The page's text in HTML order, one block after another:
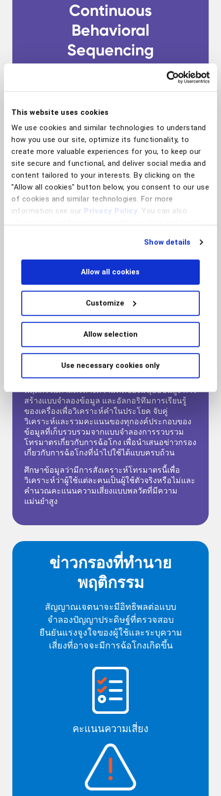
This website uses cookies
We use cookies and similar technologies to understand
how you use our site, optimize its functionality, to
create more valuable experiences for you, to keep our
site secure and functional, and deliver social media and
content tailored to your interests. By clicking on the
"Allow all cookies" button below, you consent to our use
of cookies and similar technologies. For more
information see our Privacy Policy. You can also
change your preferences regarding cookies and similar
Show details
Allow all cookies
Customize
Allow selection
Use necessary cookies only
Continuous
Behavioral
Sequencing
วิทยาศาสตร์ข้อมูลพฤติกรรมจะ
300 รูปแบบ
การวิเคราะห์อายุ ถูกชักนำ
การเสียสมาธิการคัดลอกและวาง
การคุยโทรศัพท์อยู่การเลือกสรร
เทคโนโลยี Continuous Behavioral Sequencing™
(CBS) ของ BioCatch จะใช้ประโยชน์จาก
พฤติกรรมศาสตร์ทางความคิดของมนุษย์ขั้นสูง การ
สร้างแบบจำลองข้อมูล และอัลกอริทึมการเรียนรู้
ของเครื่องเพื่อวิเคราะห์คำในประโยค จับคู่
วิเคราะห์และรวมคะแนนของทุกองค์ประกอบของ
ข้อมูลที่เก็บรวบรวมจากแบบจำลองการรวบรวม
โทรมาตรเกี่ยวกับการฉ้อโกง เพื่อนำเสนอข่าวกรอง
เกี่ยวกับการฉ้อโกงที่นำไปใช้ได้แบบครบถ้วน
ศึกษาข้อมูลว่ามีการสังเคราะห์โทรมาตรนี้เพื่อ
วิเคราะห์ว่าผู้ใช้แต่ละคนเป็นผู้ใช้ตัวจริงหรือไม่และ
คำนวณคะแนนความเสี่ยงแบบพลวัตที่มีความ
แม่นยำสูง
ข่าวกรองที่ทำนาย
พฤติกรรม
สัญญาณเจตนาจะมีอิทธิพลต่อแบบ
จำลองปัญญาประดิษฐ์ที่ตรวจสอบ
ยืนยันแรงจูงใจของผู้ใช้และระบุความ
เสี่ยงที่อาจจะมีการฉ้อโกงเกิดขึ้น
คะแนนความเสี่ยง